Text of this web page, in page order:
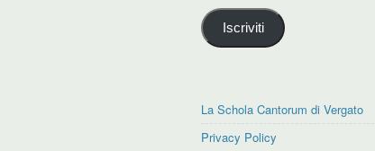
mail
Iscriviti
La Schola Cantorum di Vergato
Privacy Policy